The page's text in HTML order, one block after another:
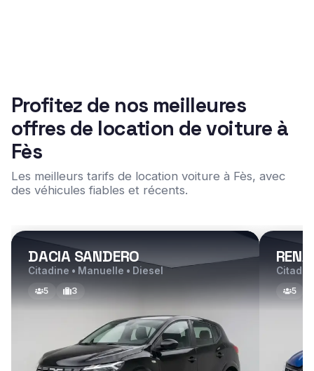
Profitez de nos meilleures
offres de location de voiture à
Fès
Les meilleurs tarifs de location voiture à Fès, avec
des véhicules fiables et récents.
DACIA SANDERO
Citadine • Manuelle • Diesel
5 3 5